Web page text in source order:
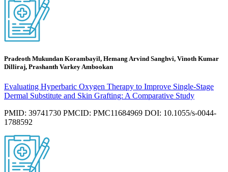
Pradeoth Mukundan Korambayil, Hemang Arvind Sanghvi, Vinoth Kumar
Dilliraj, Prashanth Varkey Ambookan
Evaluating Hyperbaric Oxygen Therapy to Improve Single-Stage
Dermal Substitute and Skin Grafting: A Comparative Study
PMID: 39741730 PMCID: PMC11684969 DOI: 10.1055/s-0044-
1788592